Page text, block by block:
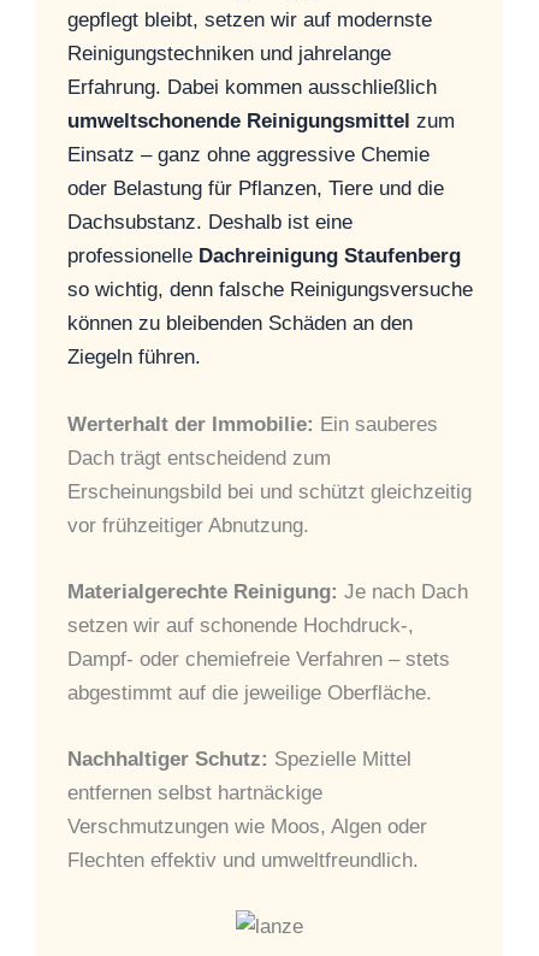
gepflegt bleibt, setzen wir auf modernste
Reinigungstechniken und jahrelange
Erfahrung. Dabei kommen ausschließlich
umweltschonende Reinigungsmittel zum
Einsatz – ganz ohne aggressive Chemie
oder Belastung für Pflanzen, Tiere und die
Dachsubstanz. Deshalb ist eine
professionelle Dachreinigung Staufenberg
so wichtig, denn falsche Reinigungsversuche
können zu bleibenden Schäden an den
Ziegeln führen.
Werterhalt der Immobilie: Ein sauberes
Dach trägt entscheidend zum
Erscheinungsbild bei und schützt gleichzeitig
vor frühzeitiger Abnutzung.
Materialgerechte Reinigung: Je nach Dach
setzen wir auf schonende Hochdruck-,
Dampf- oder chemiefreie Verfahren – stets
abgestimmt auf die jeweilige Oberfläche.
Nachhaltiger Schutz: Spezielle Mittel
entfernen selbst hartnäckige
Verschmutzungen wie Moos, Algen oder
Flechten effektiv und umweltfreundlich.